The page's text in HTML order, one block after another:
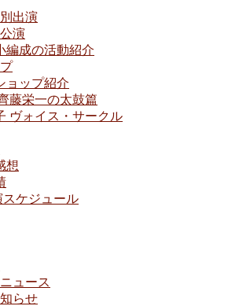
出演
演
編成の活動紹介
ョップ紹介
藤栄一の太鼓篇
ヴォイス・サークル
想
ケジュール
ュース
らせ